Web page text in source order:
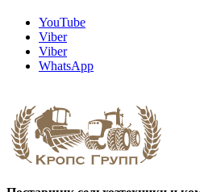
YouTube
Viber
Viber
WhatsApp